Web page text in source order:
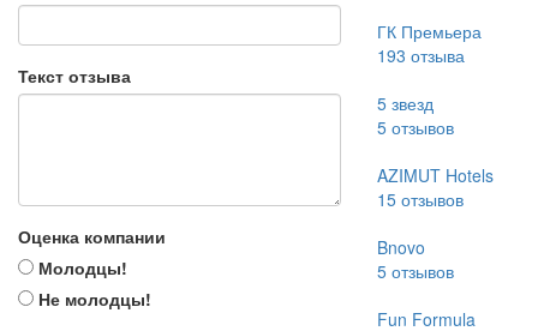
Текст отзыва
Оценка компании
Молодцы!
Не молодцы!
ГК Премьера
193 отзыва
5 звезд
5отзывов
AZIMUT Hotels
15отзывов
Bnovo
5отзывов
Fun Formula